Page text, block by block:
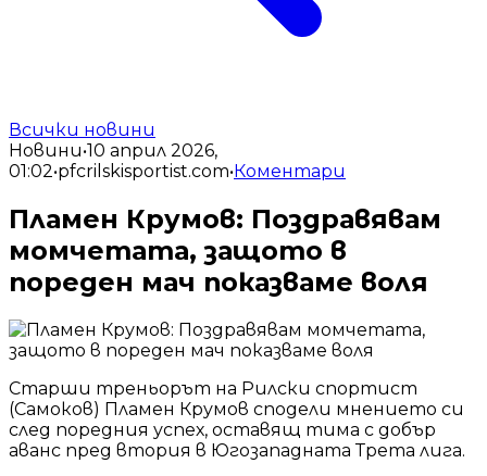
Всички новини
Новини•10 април 2026,
01:02•pfcrilskisportist.com•Коментари
Пламен Крумов: Поздравявам
момчетата, защото в
пореден мач показваме воля
Старши треньорът на Рилски спортист
(Самоков) Пламен Крумов сподели мнението си
след поредния успех, оставящ тима с добър
аванс пред втория в Югозападната Трета лига.